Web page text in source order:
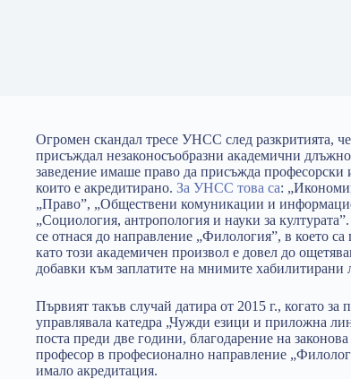
Огромен скандал тресе УНСС след разкритията,
присъждал незаконосъобразни академични
заведение имаше право да присъжда професорски
които е акредитирано. За УНСС това са:
„Право”, „Обществени комуникации и
„Социология, антропология и науки за
се отнася до направление „Филология”, в което
като този академичен произвол е довел до
добавки към заплатите на мнимите хабилитирани
Първият такъв случай датира от 2015 г., когато
управлявала катедра „Чужди езици и приложна
поста преди две години, благодарение на
професор в професионално направление
имало акредитация.